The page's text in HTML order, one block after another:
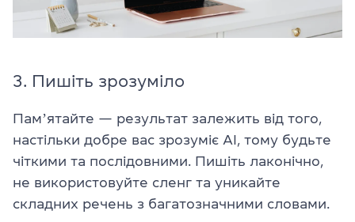
3. Пишіть зрозуміло
Памʼятайте — результат залежить від того,
настільки добре вас зрозуміє AI, тому будьте
чіткими та послідовними. Пишіть лаконічно,
не використовуйте сленг та уникайте
складних речень з багатозначними словами.